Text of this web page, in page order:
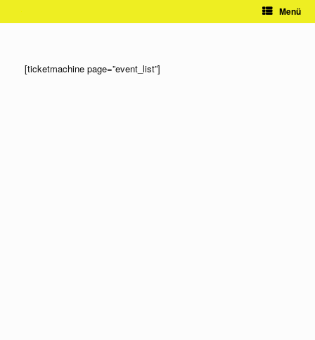
Menü
[ticketmachine page=”event_list”]